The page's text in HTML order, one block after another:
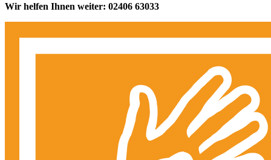
Wir helfen Ihnen weiter: 02406 63033